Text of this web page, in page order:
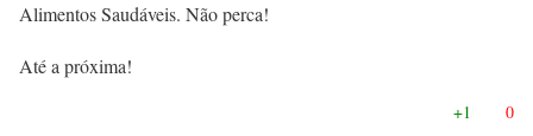
Alimentos Saudáveis. Não perca!
Até a próxima!
+1 0